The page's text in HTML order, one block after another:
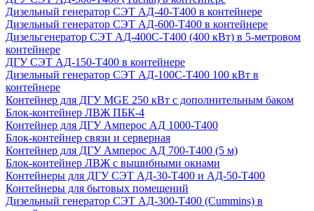
Дизельный генератор СЭТ АД-40-Т400 в контейнере
Дизельный генератор СЭТ АД-600-Т400 в контейнере
Дизельгенератор СЭТ АД-400С-Т400 (400 кВт) в 5-метровом
контейнере
ДГУ СЭТ АД-150-Т400 в контейнере
Дизельный генератор СЭТ АД-100С-Т400 100 кВт в
контейнере
Контейнер для ДГУ MGE 250 кВт с дополнительным баком
Блок-контейнер ЛВЖ ПБК-4
Контейнер для ДГУ Амперос АД 1000-Т400
Блок-контейнер связи и серверная
Контейнер для ДГУ Амперос АД 700-Т400 (5 м)
Блок-контейнер ЛВЖ с вышибными окнами
Контейнеры для ДГУ СЭТ АД-30-Т400 и АД-50-Т400
Контейнеры для бытовых помещений
Дизельный генератор СЭТ АД-300-Т400 (Cummins) в